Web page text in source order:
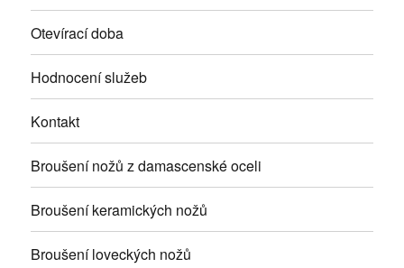
Otevírací doba
Hodnocení služeb
Kontakt
Broušení nožů z damascenské oceli
Broušení keramických nožů
Broušení loveckých nožů